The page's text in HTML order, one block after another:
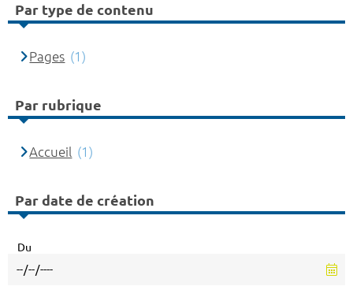
Par type de contenu
Pages (1)
Par rubrique
Accueil (1)
Par date de création
Du